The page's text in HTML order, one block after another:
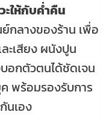
ะให้กับค่ำคืน
กลางของร้าน เพื่อ
ะเสียง ผนังปูน
อกตัวตนได้ชัดเจน
พร้อมรองรับการ
นเอง